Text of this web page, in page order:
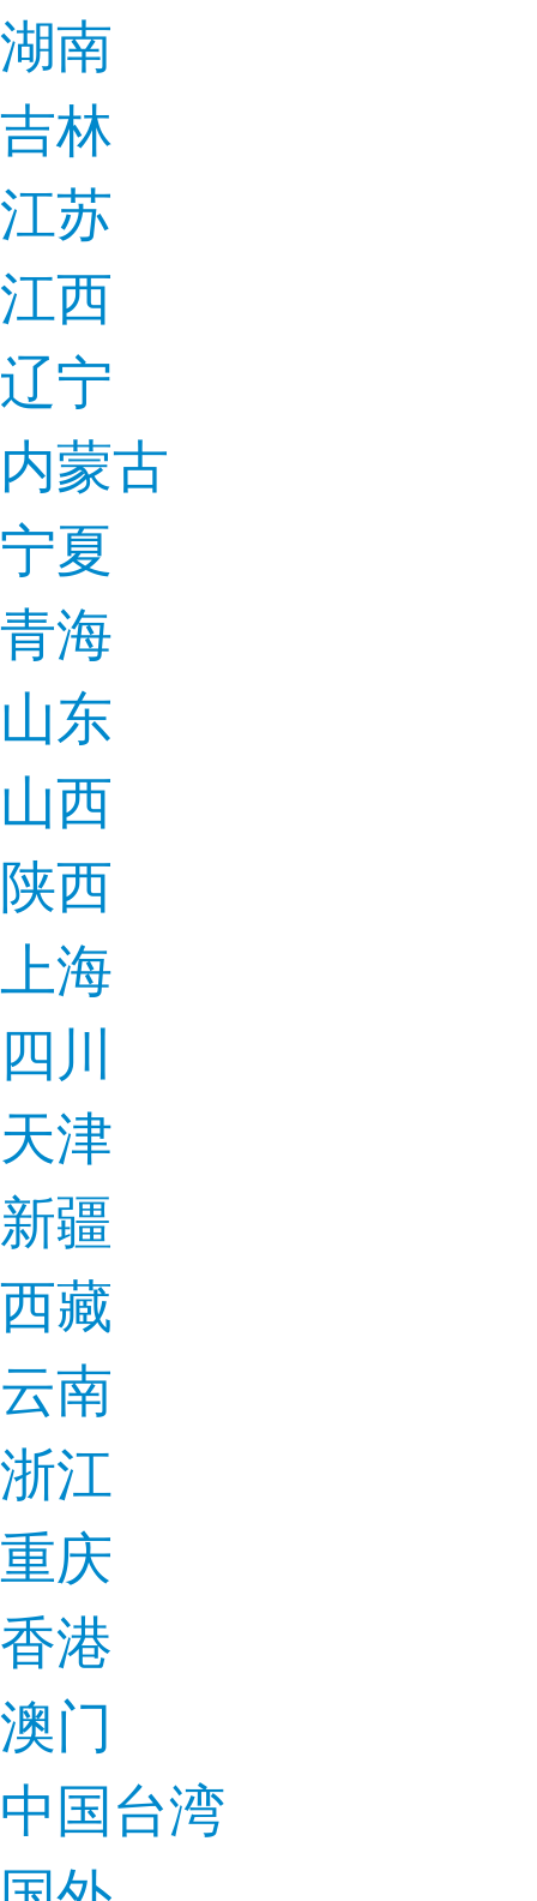
湖南
吉林
江苏
江西
辽宁
内蒙古
宁夏
青海
山东
山西
陕西
上海
四川
天津
新疆
西藏
云南
浙江
重庆
香港
澳门
中国台湾